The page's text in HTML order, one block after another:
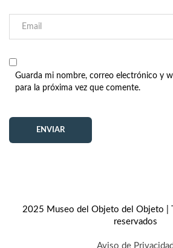
Guarda mi nombre, correo electrónico y
para la próxima vez que comente.
2025 Museo del Objeto del Objeto |
reservados
Aviso de Privacidad